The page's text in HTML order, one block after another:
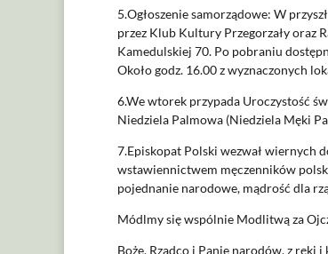
5.Ogłoszenie samorządowe: W
przez Klub Kultury Przegorzały oraz
Kamedulskiej 70. Po pobraniu
Około godz. 16.00 z wyznaczonych
6.We wtorek przypada Uroczystość
Niedziela Palmowa (Niedziela Męki
7.Episkopat Polski wezwał wiernych
wstawiennictwem męczenników
pojednanie narodowe, mądrość dla
Módlmy się wspólnie Modlitwą za
Boże, Rządco i Panie narodów, z ręki